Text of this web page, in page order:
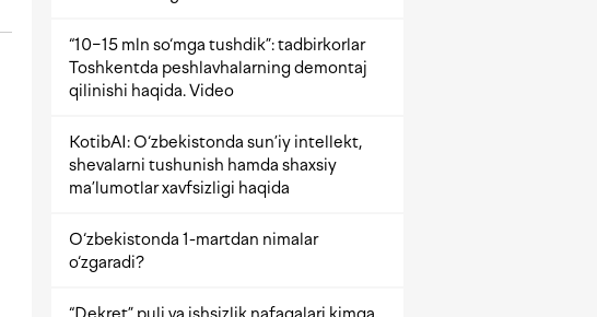
“10−15 mln so‘mga tushdik”: tadbirkorlar
Toshkentda peshlavhalarning demontaj
qilinishi haqida. Video
KotibAI: O‘zbekistonda sun’iy intellekt,
shevalarni tushunish hamda shaxsiy
ma’lumotlar xavfsizligi haqida
O‘zbekistonda 1-martdan nimalar
o‘zgaradi?